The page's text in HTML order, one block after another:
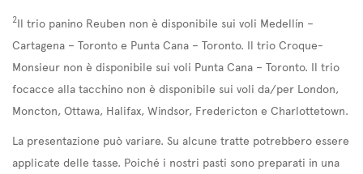
2Il trio panino Reuben non è disponibile sui voli Medellín –
Cartagena – Toronto e Punta Cana – Toronto. Il trio Croque-
Monsieur non è disponibile sui voli Punta Cana – Toronto. Il trio
focacce alla tacchino non è disponibile sui voli da/per London,
Moncton, Ottawa, Halifax, Windsor, Fredericton e Charlottetown.
La presentazione può variare. Su alcune tratte potrebbero essere
applicate delle tasse. Poiché i nostri pasti sono preparati in una